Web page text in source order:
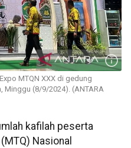
MTQN XXX di gedung
Minggu (8/9/2024). (ANTARA
kafilah peserta
Nasional